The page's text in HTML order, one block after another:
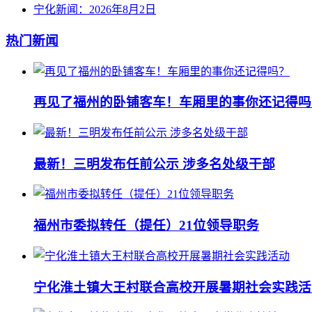
宁化新闻：2026年8月2日
热门新闻
再见了福州的卧铺客车！车厢里的事你还记得
最新！三明发布任前公示 涉多名处级干部
福州市委拟转任（提任）21位领导职务
宁化淮土镇大王村联合高校开展暑期社会实践